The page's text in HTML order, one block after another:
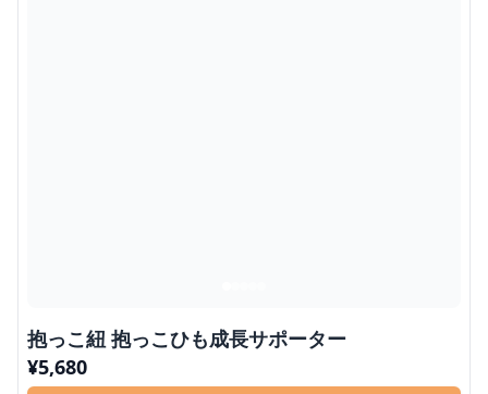
抱っこ紐 抱っこひも成長サポーター
¥5,680